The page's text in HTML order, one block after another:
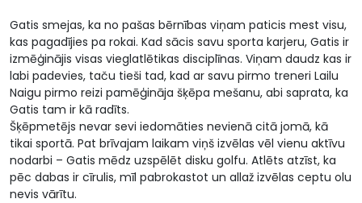
Gatis smejas, ka no pašas bērnības viņam paticis mest visu,
kas pagadījies pa rokai. Kad sācis savu sporta karjeru, Gatis ir
izmēģinājis visas vieglatlētikas disciplīnas. Viņam daudz kas ir
labi padevies, taču tieši tad, kad ar savu pirmo treneri Lailu
Naigu pirmo reizi pamēģināja šķēpa mešanu, abi saprata, ka
Gatis tam ir kā radīts.
Šķēpmetējs nevar sevi iedomāties nevienā citā jomā, kā
tikai sportā. Pat brīvajam laikam viņš izvēlas vēl vienu aktīvu
nodarbi – Gatis mēdz uzspēlēt disku golfu. Atlēts atzīst, ka
pēc dabas ir cīrulis, mīl pabrokastot un allaž izvēlas ceptu olu
nevis vārītu.